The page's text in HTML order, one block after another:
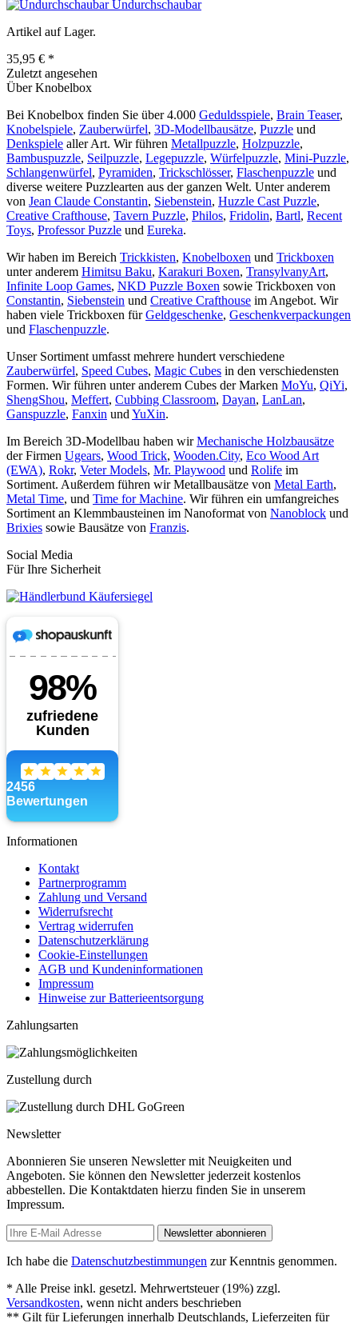
Undurchschaubar
Artikel auf Lager.
35,95 € *
Zuletzt angesehen
Über Knobelbox
Bei Knobelbox finden Sie über 4.000 Geduldsspiele, Brain Teaser,
Knobelspiele, Zauberwürfel, 3D-Modellbausätze, Puzzle und
Denkspiele aller Art. Wir führen Metallpuzzle, Holzpuzzle,
Bambuspuzzle, Seilpuzzle, Legepuzzle, Würfelpuzzle, Mini-Puzzle,
Schlangenwürfel, Pyramiden, Trickschlösser, Flaschenpuzzle und
diverse weitere Puzzlearten aus der ganzen Welt. Unter anderem
von Jean Claude Constantin, Siebenstein, Huzzle Cast Puzzle,
Creative Crafthouse, Tavern Puzzle, Philos, Fridolin, Bartl, Recent
Toys, Professor Puzzle und Eureka.
Wir haben im Bereich Trickkisten, Knobelboxen und Trickboxen
unter anderem Himitsu Baku, Karakuri Boxen, TransylvanyArt,
Infinite Loop Games, NKD Puzzle Boxen sowie Trickboxen von
Constantin, Siebenstein und Creative Crafthouse im Angebot. Wir
haben viele Trickboxen fürGeldgeschenke, Geschenkverpackungen
und Flaschenpuzzle.
Unser Sortiment umfasst mehrere hundert verschiedene
Zauberwürfel, Speed Cubes, Magic Cubes in den verschiedensten
Formen. Wir führen unter anderem Cubes der Marken MoYu, QiYi,
ShengShou, Meffert, Cubbing Classroom, Dayan, LanLan,
Ganspuzzle, Fanxin und YuXin.
Im Bereich 3D-Modellbau haben wirMechanische Holzbausätze
der Firmen Ugears, Wood Trick, Wooden.City, Eco Wood Art
(EWA), Rokr, Veter Models, Mr. Playwood und Rolife im
Sortiment. Außerdem führen wir Metallbausätze von Metal Earth,
Metal Time, und Time for Machine. Wir führen ein umfangreiches
Sortiment an Klemmbausteinen im Nanoformat von Nanoblock und
Brixies sowie Bausätze von Franzis.
Social Media
Für Ihre Sicherheit
Informationen
Kontakt
Partnerprogramm
Zahlung und Versand
Widerrufsrecht
Vertrag widerrufen
Datenschutzerklärung
Cookie-Einstellungen
AGB und Kundeninformationen
Impressum
Hinweise zur Batterieentsorgung
Zahlungsarten
Zustellung durch
Newsletter
Abonnieren Sie unseren Newsletter mit Neuigkeiten und
Angeboten. Sie können den Newsletter jederzeit kostenlos
abbestellen. Die Kontaktdaten hierzu finden Sie in unserem
Impressum.
Newsletter abonnieren
Ich habe die Datenschutzbestimmungen zur Kenntnis genommen.
* Alle Preise inkl. gesetzl. Mehrwertsteuer (19%) zzgl.
Versandkosten, wenn nicht anders beschrieben
** Gilt für Lieferungen innerhalb Deutschlands, Lieferzeiten für